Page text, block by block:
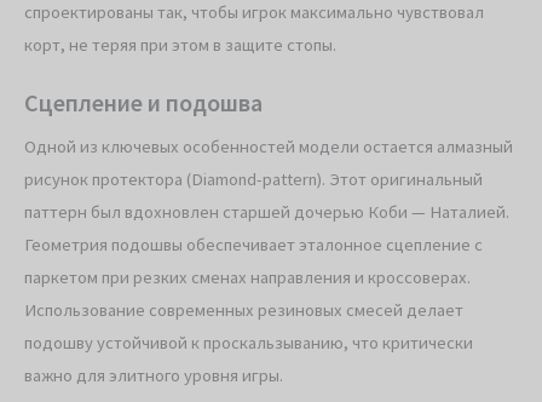
спроектированы так, чтобы игрок максимально чувствовал
корт, не теряя при этом в защите стопы.
Сцепление и подошва
Одной из ключевых особенностей модели остается алмазный
рисунок протектора (Diamond-pattern). Этот оригинальный
паттерн был вдохновлен старшей дочерью Коби — Наталией.
Геометрия подошвы обеспечивает эталонное сцепление с
паркетом при резких сменах направления и кроссоверах.
Использование современных резиновых смесей делает
подошву устойчивой к проскальзыванию, что критически
важно для элитного уровня игры.